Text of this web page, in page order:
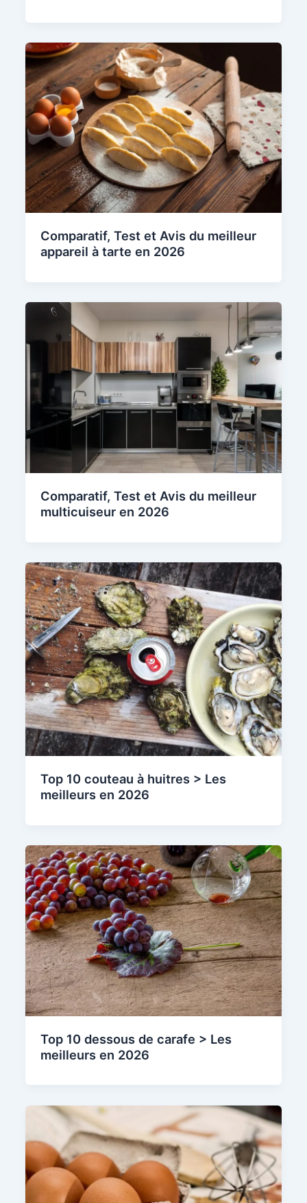
Comparatif, Test et Avis du meilleur
appareil à tarte en 2026
Comparatif, Test et Avis du meilleur
multicuiseur en 2026
Top 10 couteau à huitres > Les
meilleurs en 2026
Top 10 dessous de carafe > Les
meilleurs en 2026